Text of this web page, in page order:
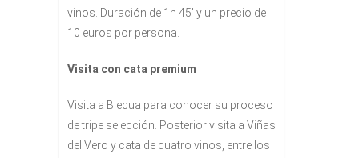
vinos. Duración de 1h 45′ y un precio de
10 euros por persona.
Visita con cata premium
Visita a Blecua para conocer su proceso
de tripe selección. Posterior visita a Viñas
del Vero y cata de cuatro vinos, entre los